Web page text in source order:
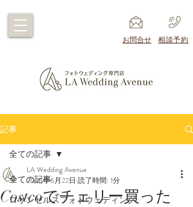
​お問合せ ​相談予約
記事
全ての記事
ロサンゼルスフォトウェディング
全ての記事
Costcoでチェリー買った
LA Wedding Avenue
2025年6月22日 読了時間: 1分